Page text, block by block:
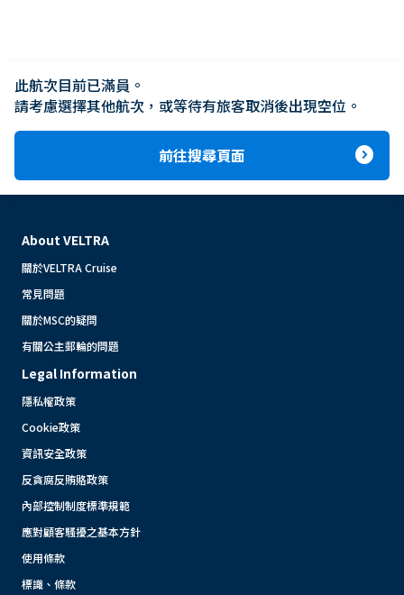
此航次目前已滿員。
請考慮選擇其他航次，或等待有旅客取消後出現空位。
前往搜尋頁面 expand_circle_right
About VELTRA
關於VELTRA Cruise
常見問題
關於MSC的疑問
有關公主郵輪的問題
Legal Information
隱私權政策
Cookie政策
資訊安全政策
反貪腐反賄賂政策
內部控制制度標準規範
應對顧客騷擾之基本方針
使用條款
標識、條款